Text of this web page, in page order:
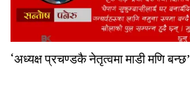
‘अध्यक्ष प्रचण्डकै नेतृत्वमा माडी मणि बन्छ’